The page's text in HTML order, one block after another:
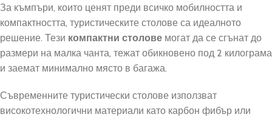
За къмпъри, които ценят преди всичко мобилността и
компактността, туристическите столове са идеалното
решение. Тези компактни столове могат да се сгънат до
размери на малка чанта, тежат обикновено под 2 килограма
и заемат минимално място в багажа.
Съвременните туристически столове използват
високотехнологични материали като карбон фибър или